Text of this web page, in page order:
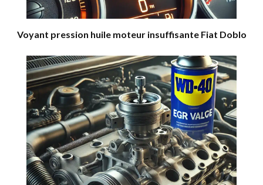
Voyant pression huile moteur insuffisante Fiat Doblo